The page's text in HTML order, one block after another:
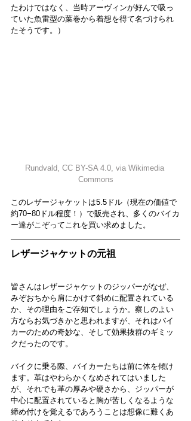
たわけではなく、当時アーヴィンが好んで吸っ
ていた魚雷型の葉巻から着想を得て名づけられ
たそうです。）
Rundvald CC BY-SA 4.0, via Wikimedia
Commons
このレザージャケットは5.5ドル（現在の価値で
約70−80ドル程度！）で販売され、多くのバイカ
ー達がこぞってこれを買い求めました。
レザージャケットの元祖
皆さんはレザージャケットのジッパーがなぜ、
みぞおちから肩にかけて斜めに配置されている
か、その理由をご存知でしょうか。察しのよい
方ならお気づきかと思われますが、それはバイ
カーのための奇妙な、そして効果抜群のギミッ
クだったのです。
バイクに乗る際、バイカーたちは前に体を傾け
ます。革はやわらかくなめされてはいました
が、それでも革の厚みや硬さから、ジッパーが
中心に配置されていると胸が苦しくなるような
締め付けを覚えるであろうことは想像に難くあ